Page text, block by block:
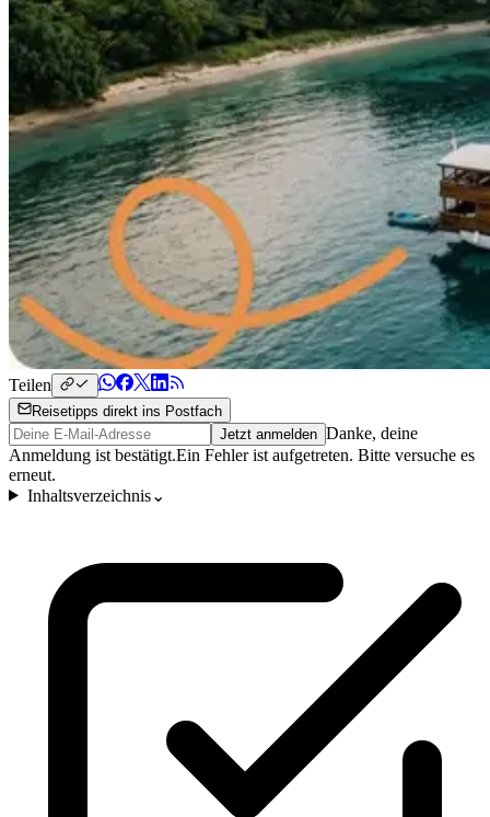
Teilen
Reisetipps direkt ins Postfach
Jetzt anmelden Danke, deine
Anmeldung ist bestätigt.Ein Fehler ist aufgetreten. Bitte versuche es
erneut.
Inhaltsverzeichnis⌄